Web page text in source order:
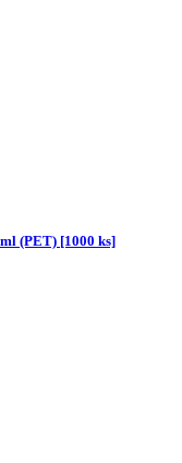
(PET) [1000 ks]